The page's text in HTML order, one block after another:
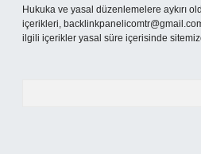
Hukuka ve yasal düzenlemelere aykırı
içerikleri,
ilgili içerikler yasal süre içerisinde